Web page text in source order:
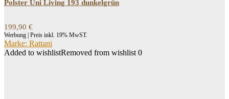
Polster Uni Living 193 dunkelgrün
199,90 €
Werbung | Preis inkl. 19% MwST.
Marke: Rattani
Added to wishlistRemoved from wishlist 0